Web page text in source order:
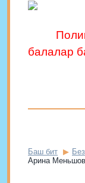
балалар
Баш бит
Арина